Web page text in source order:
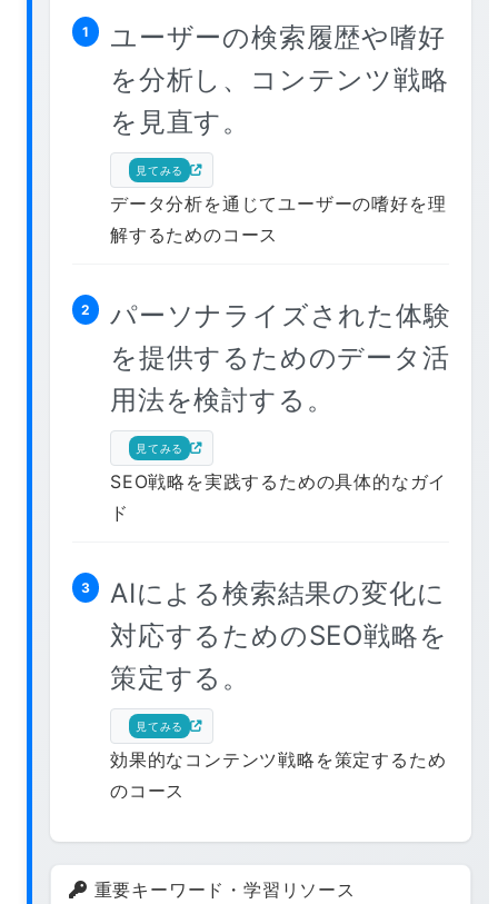
1
ユーザーの検索履歴や嗜好
を分析し、コンテンツ戦略
を見直す。
見てみる
データ分析を通じてユーザーの嗜好を理
解するためのコース
2
パーソナライズされた体験
を提供するためのデータ活
用法を検討する。
見てみる
SEO戦略を実践するための具体的なガイ
ド
3
AIによる検索結果の変化に
対応するためのSEO戦略を
策定する。
見てみる
効果的なコンテンツ戦略を策定するため
のコース
重要キーワード・学習リソース